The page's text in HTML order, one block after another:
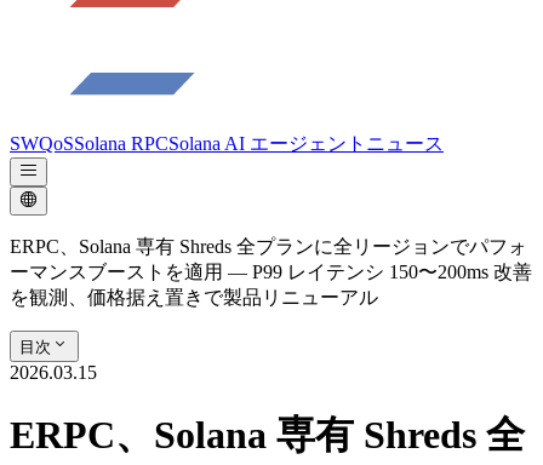
SWQoSSolana RPCSolana AI エージェント ニュース
ERPC、Solana 専有 Shreds 全プランに全リージョンでパフォ
ーマンスブーストを適用 — P99 レイテンシ 150〜200ms 改善
を観測、価格据え置きで製品リニューアル
目次
2026.03.15
ERPC、Solana 専有 Shreds 全